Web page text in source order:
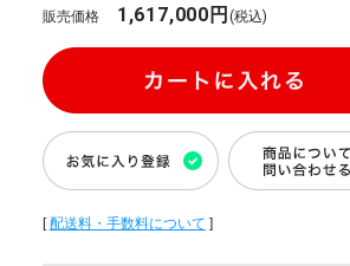
販売価格 1,617,000円 (税込)
[配送料・手数料について ]